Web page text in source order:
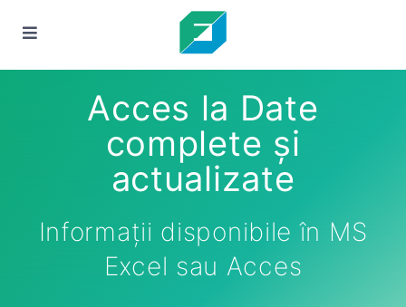
Acces la Date
complete și
actualizate
Informații disponibile în MS
Excel sau Acces